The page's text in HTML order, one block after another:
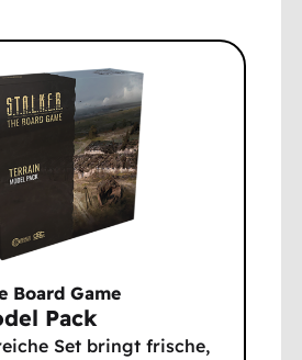
Board Game
Pack
Set bringt frische,